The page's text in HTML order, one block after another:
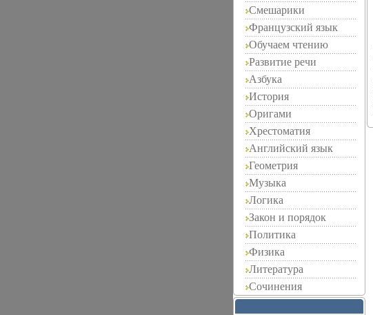
Смешарики
Французский язык
Обучаем чтению
Развитие речи
Азбука
История
Оригами
Хрестоматия
Английский язык
Геометрия
Музыка
Логика
Закон и порядок
Политика
Физика
Литература
Сочинения